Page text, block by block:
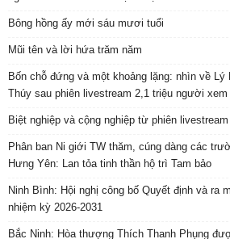
Bông hồng ấy mới sáu mươi tuổi
Mũi tên và lời hứa trăm năm
Bốn chỗ đứng và một khoảng lặng: nhìn về
Thúy sau phiên livestream 2,1 triệu người xem
Biệt nghiệp và cộng nghiệp từ phiên
Phân ban Ni giới TW thăm, cúng dàng các
Hưng Yên: Lan tỏa tinh thần hộ trì Tam bảo
Ninh Bình: Hội nghị công bố Quyết định và ra
nhiệm kỳ 2026-2031
Bắc Ninh: Hòa thượng Thích Thanh Phụng